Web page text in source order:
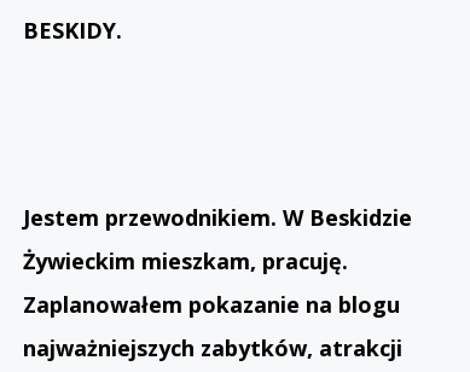
BESKIDY.
Jestem przewodnikiem. W Beskidzie
Żywieckim mieszkam, pracuję.
Zaplanowałem pokazanie na blogu
najważniejszych zabytków, atrakcji